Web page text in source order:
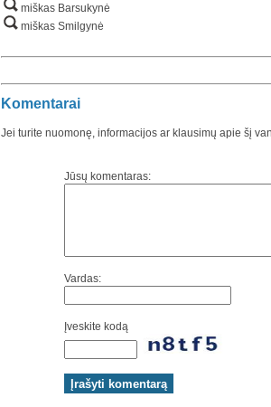
miškas Barsukynė
miškas Smilgynė
Komentarai
Jei turite nuomonę, informacijos ar klausimų apie šį
Jūsų komentaras:
Vardas:
Įveskite kodą